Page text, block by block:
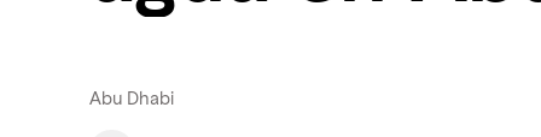
Abu Dhabi